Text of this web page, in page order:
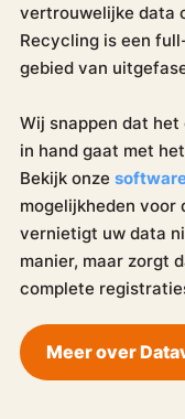
vertrouwelijke data
Recycling is een
gebied van
Wij snappen dat
in hand gaat met
Bekijk onze
mogelijkheden
vernietigt uw data
manier, maar zorgt
complete
Meer over